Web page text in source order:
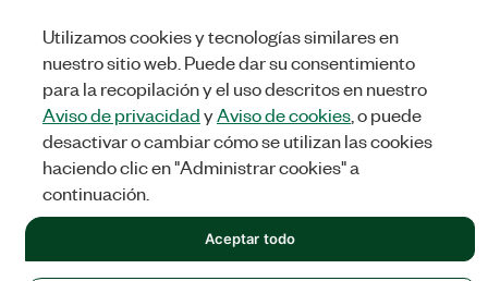
FacebookLinkedIn
©NATIONAL INSTRUMENTS CORP. TODOS LOS DERECHOS
RESERVADOS.
Utilizamos cookies y tecnologías similares en
nuestro sitio web. Puede dar su consentimiento
para la recopilación y el uso descritos en nuestro
Aviso de privacidadyAviso de cookies, o puede
desactivar o cambiar cómo se utilizan las cookies
haciendo clic en "Administrar cookies" a
continuación.
Aceptar todo